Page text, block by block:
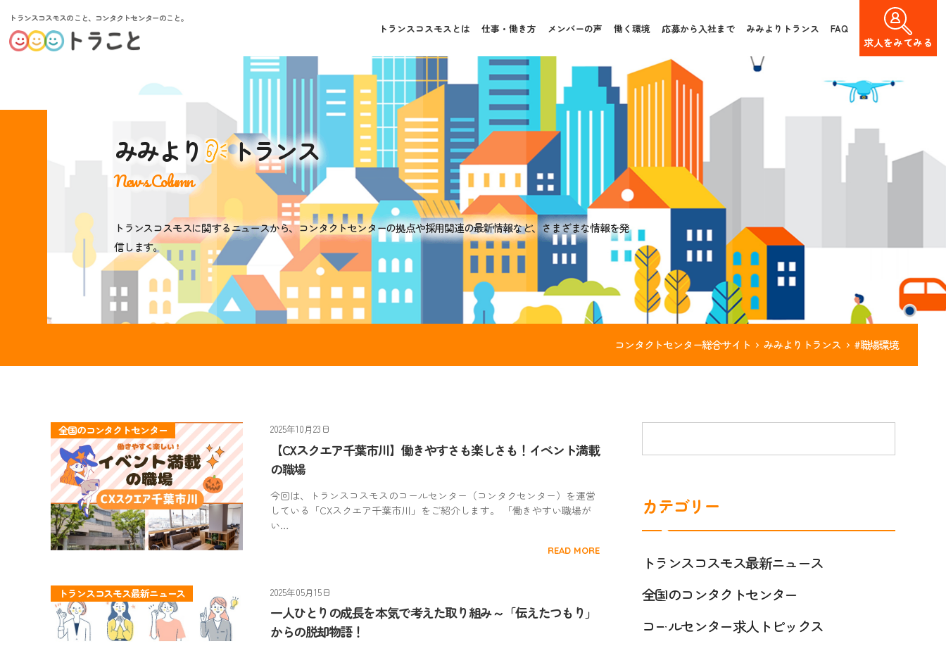
トランスコスモスのこと、コンタクトセンターのこと。
トランスコスモスとは 仕事・働き方 メンバーの声 働く環境 応募から入社まで みみよりトランス FAQ
求人をみてみる
みみより トランス
News Column
トランスコスモスに関するニュースから、コンタクトセンターの拠点や採用関連の最新情報など、さまざまな情報を発
信します。
コンタクトセンター総合サイト みみよりトランス #職場環境
全国のコンタクトセンター 2025年10月23日
【CXスクエア千葉市川】働きやすさも楽しさも！イベント満載
の職場
今回は、トランスコスモスのコールセンター（コンタクセンター）を運営
している「CXスクエア千葉市川」をご紹介します。 「働きやすい職場が
い…
READ MORE
トランスコスモス最新ニュース 2025年05月15日
一人ひとりの成長を本気で考えた取り組み～「伝えたつもり」
からの脱却物語！
カテゴリー
トランスコスモス最新ニュース
全国のコンタクトセンター
コールセンター求人トピックス
ト
ラ
ス
ス
ス
コ
ー
ル
セ